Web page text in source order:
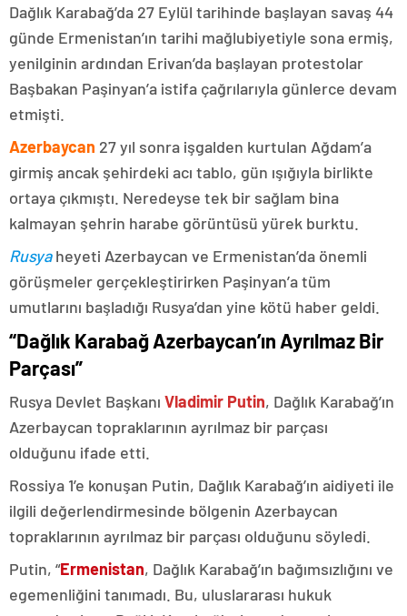
Dağlık Karabağ’da 27 Eylül tarihinde başlayan savaş 44
günde Ermenistan’ın tarihi mağlubiyetiyle sona ermiş,
yenilginin ardından Erivan’da başlayan protestolar
Başbakan Paşinyan’a istifa çağrılarıyla günlerce devam
etmişti.
Azerbaycan 27 yıl sonra işgalden kurtulan Ağdam’a
girmiş ancak şehirdeki acı tablo, gün ışığıyla birlikte
ortaya çıkmıştı. Neredeyse tek bir sağlam bina
kalmayan şehrin harabe görüntüsü yürek burktu.
Rusyaheyeti Azerbaycan ve Ermenistan’da önemli
görüşmeler gerçekleştirirken Paşinyan’a tüm
umutlarını başladığı Rusya’dan yine kötü haber geldi.
“Dağlık Karabağ Azerbaycan’ın Ayrılmaz Bir
Parçası”
Rusya Devlet Başkanı Vladimir Putin, Dağlık Karabağ’ın
Azerbaycan topraklarının ayrılmaz bir parçası
olduğunu ifade etti.
Rossiya 1’e konuşan Putin, Dağlık Karabağ’ın aidiyeti ile
ilgili değerlendirmesinde bölgenin Azerbaycan
topraklarının ayrılmaz bir parçası olduğunu söyledi.
Putin, “Ermenistan, Dağlık Karabağ’ın bağımsızlığını ve
egemenliğini tanımadı. Bu, uluslararası hukuk